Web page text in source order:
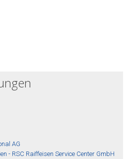
AG
- RSC Raiffeisen Service Center GmbH